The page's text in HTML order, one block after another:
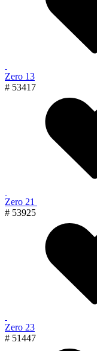
Zero 13
# 53417
Zero 21
# 53925
Zero 23
# 51447